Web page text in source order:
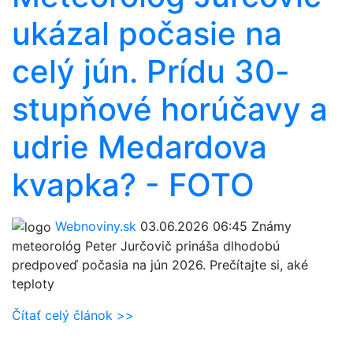
ukázal počasie na
celý jún. Prídu 30-
stupňové horúčavy a
udrie Medardova
kvapka? - FOTO
Webnoviny.sk 03.06.2026 06:45 Známy
meteorológ Peter Jurčovič prináša dlhodobú
predpoveď počasia na jún 2026. Prečítajte si, aké
teploty
Čítať celý článok >>